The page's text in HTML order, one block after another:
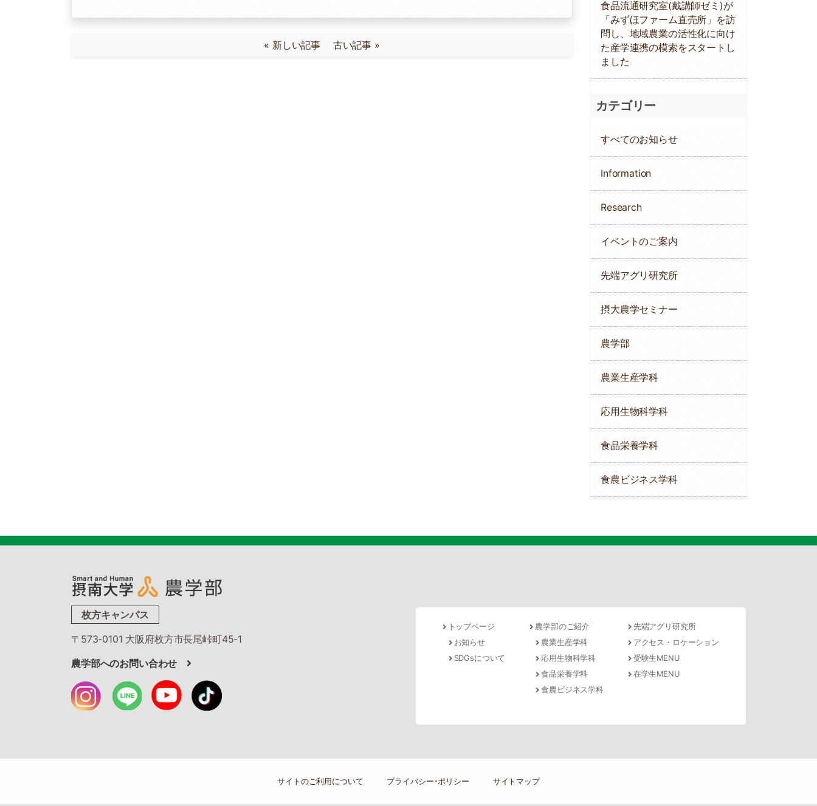
« 新しい記事 古い記事 »
食品流通研究室(戴講師ゼミ)が
「みずほファーム直売所」を訪
問し、地域農業の活性化に向け
た産学連携の模索をスタートし
ました
カテゴリー
すべてのお知らせ
Information
Research
イベントのご案内
先端アグリ研究所
摂大農学セミナー
農学部
農業生産学科
応用生物科学科
食品栄養学科
食農ビジネス学科
枚方キャンパス
〒573-0101 大阪府枚方市長尾峠町45-1
農学部へのお問い合わせ
トップページ
お知らせ
SDGsについて
農学部のご紹介
農業生産学科
応用生物科学科
食品栄養学科
食農ビジネス学科
先端アグリ研究所
アクセス・ロケーション
受験生MENU
在学生MENU
サイトのご利用について プライバシー･ポリシー サイトマップ